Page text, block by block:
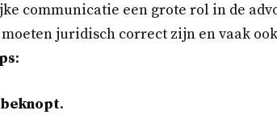
communicatie een grote rol in de
juridisch correct zijn en vaak
:
.